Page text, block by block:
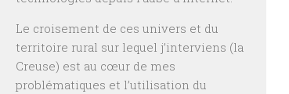
Le croisement de ces univers et du
territoire rural sur lequel j’interviens (la
Creuse) est au cœur de mes
problématiques et l’utilisation du